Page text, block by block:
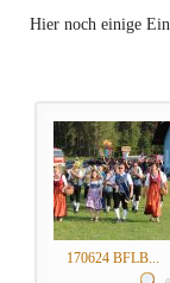
Hier noch einige
170624 BFLB...